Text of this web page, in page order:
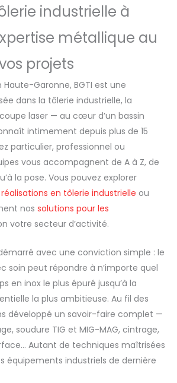
industrielle à
métallique au
projets
Haute-Garonne, BGTI est une
dans la tôlerie industrielle, la
laser — au cœur d’un bassin
intimement depuis plus de 15
particulier, professionnel ou
vous accompagnent de A à Z, de
la pose. Vous pouvez explorer
réalisations en tôlerie industrielle ou
nos solutions pour les
votre secteur d’activité.
avec une conviction simple : le
soin peut répondre à n’importe quel
en inox le plus épuré jusqu’à la
la plus ambitieuse. Au fil des
développé un savoir-faire complet —
soudure TIG et MIG-MAG, cintrage,
Autant de techniques maîtrisées
équipements industriels de dernière